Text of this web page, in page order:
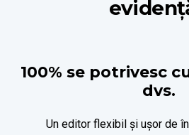
100% se potrivesc
dvs.
Un editor flexibil și ușor de